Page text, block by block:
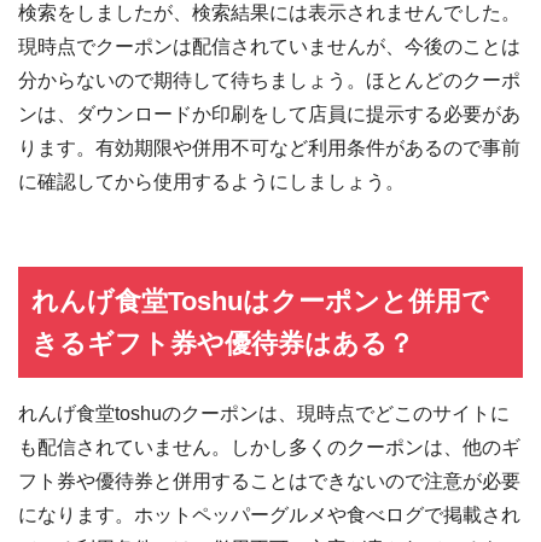
検索をしましたが、検索結果には表示されませんでした。
現時点でクーポンは配信されていませんが、今後のことは
分からないので期待して待ちましょう。ほとんどのクーポ
ンは、ダウンロードか印刷をして店員に提示する必要があ
ります。有効期限や併用不可など利用条件があるので事前
に確認してから使用するようにしましょう。
れんげ食堂Toshuはクーポンと併用で
きるギフト券や優待券はある？
れんげ食堂toshuのクーポンは、現時点でどこのサイトに
も配信されていません。しかし多くのクーポンは、他のギ
フト券や優待券と併用することはできないので注意が必要
になります。ホットペッパーグルメや食べログで掲載され